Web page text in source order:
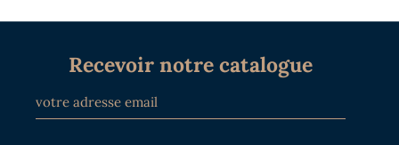
Recevoir notre catalogue